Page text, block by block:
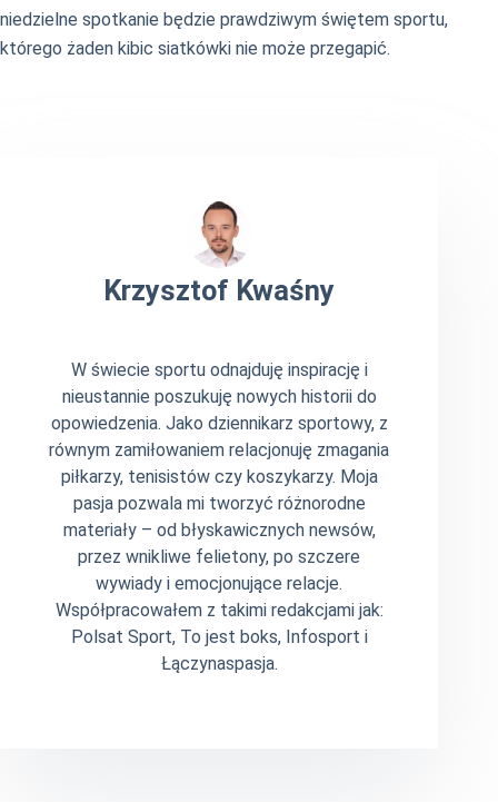
niedzielne spotkanie będzie prawdziwym świętem sportu,
którego żaden kibic siatkówki nie może przegapić.
Krzysztof Kwaśny
W świecie sportu odnajduję inspirację i
nieustannie poszukuję nowych historii do
opowiedzenia. Jako dziennikarz sportowy, z
równym zamiłowaniem relacjonuję zmagania
piłkarzy, tenisistów czy koszykarzy. Moja
pasja pozwala mi tworzyć różnorodne
materiały – od błyskawicznych newsów,
przez wnikliwe felietony, po szczere
wywiady i emocjonujące relacje.
Współpracowałem z takimi redakcjami jak:
Polsat Sport, To jest boks, Infosport i
Łączynaspasja.